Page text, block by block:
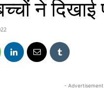
ने दिखाई
-